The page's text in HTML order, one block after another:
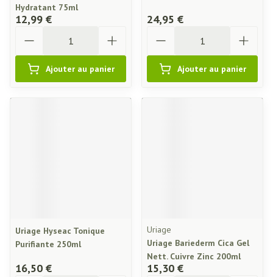
Hydratant 75ml
12,99 €
Ajouter au panier
24,95 €
Ajouter au panier
Uriage Hyseac Tonique
Purifiante 250ml
16,50 €
Uriage
Uriage Bariederm Cica Gel
Nett. Cuivre Zinc 200ml
15,30 €